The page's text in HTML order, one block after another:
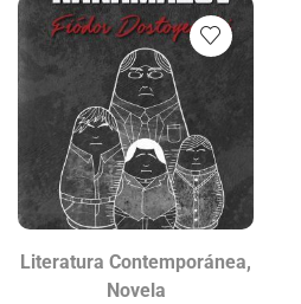
Literatura Contemporánea,
Novela